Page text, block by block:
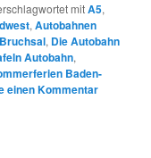
mitA5,
,Autobahnen
Bruchsal, Die Autobahn
Autobahn,
Baden-
einen Kommentar